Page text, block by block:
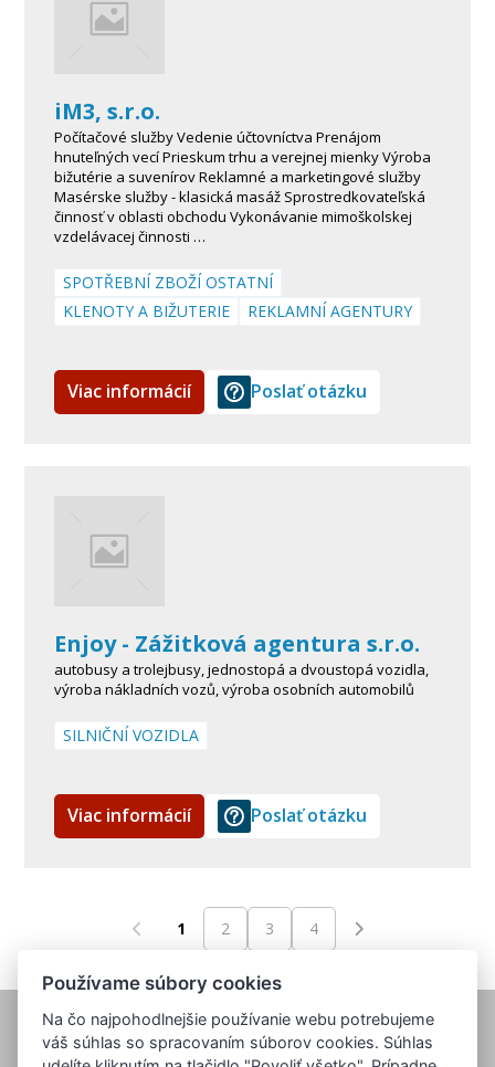
iM3, s.r.o.
Počítačové služby Vedenie účtovníctva Prenájom
hnuteľných vecí Prieskum trhu a verejnej mienky Výroba
bižutérie a suvenírov Reklamné a marketingové služby
Masérske služby - klasická masáž Sprostredkovateľská
činnosť v oblasti obchodu Vykonávanie mimoškolskej
vzdelávacej činnosti …
SPOTŘEBNÍ ZBOŽÍ OSTATNÍ
KLENOTY A BIŽUTERIE
REKLAMNÍ AGENTURY
Viac informácií Poslať otázku
Enjoy - Zážitková agentura s.r.o.
autobusy a trolejbusy, jednostopá a dvoustopá vozidla,
výroba nákladních vozů, výroba osobních automobilů
SILNIČNÍ VOZIDLA
Viac informácií Poslať otázku
1 2 3 4
Používame súbory cookies
Na čo najpohodlnejšie používanie webu potrebujeme
váš súhlas so spracovaním súborov cookies. Súhlas